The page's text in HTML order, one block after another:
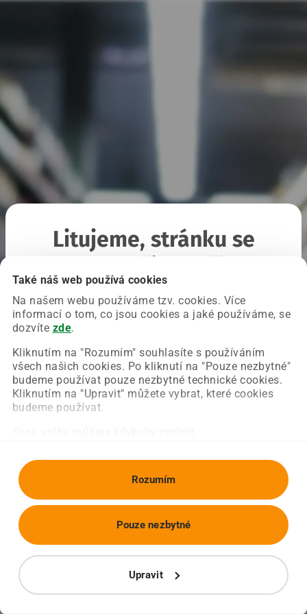
Také náš web používá cookies
Na našem webu používáme tzv. cookies. Více
informací o tom, co jsou cookies a jaké používáme, se
dozvíte zde.
Kliknutím na "Rozumím" souhlasíte s používáním
všech našich cookies. Po kliknutí na "Pouze nezbytné"
budeme používat pouze nezbytné technické cookies.
Kliknutím na "Upravit" můžete vybrat, které cookies
budeme používat.
Rozumím
Upravit
Pouze nezbytné
Litujeme, stránku se
Chyba nastala na naší straně a už ji opravujeme.
Zkuste prosím znovu načíst požadovanou stránku.
Obnovit stránku Úvodní strana